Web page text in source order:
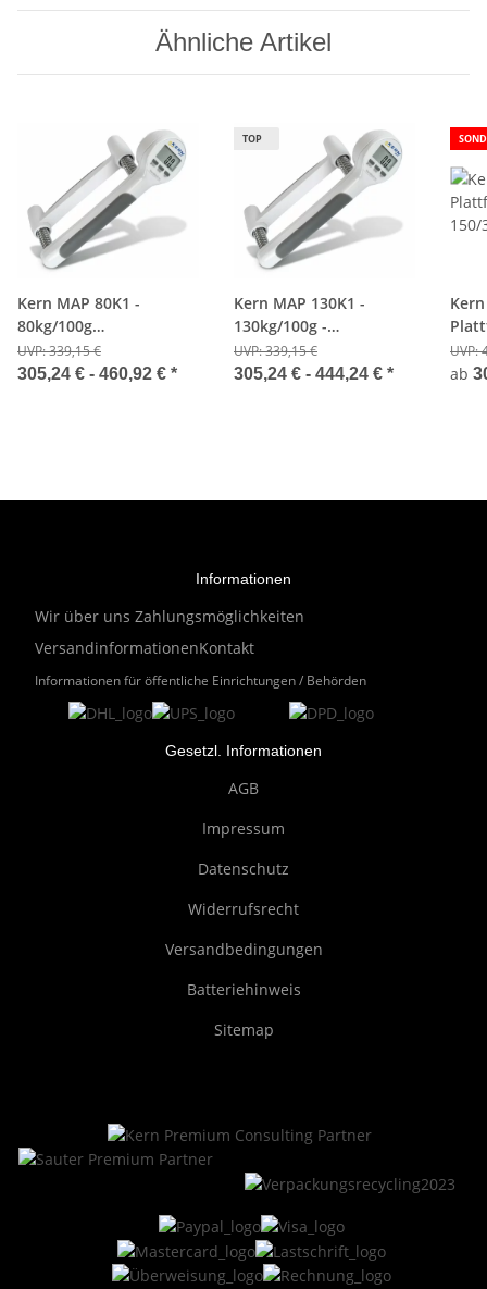
Ähnliche Artikel
Kern MAP 80K1 -
80kg/100g
Handkraftmesser
UVP:339,15 €
305,24 € - 460,92 € *
TOP
Kern MAP 130K1 -
130kg/100g -
Handkraftmesser
UVP:339,15 €
305,24 € - 444,24 € *
150/
UVP:
ab
Informationen
Wir über uns Zahlungsmöglichkeiten
VersandinformationenKontakt
Informationen für öffentliche Einrichtungen / Behörden
Gesetzl. Informationen
AGB
Impressum
Datenschutz
Widerrufsrecht
Versandbedingungen
Batteriehinweis
Sitemap